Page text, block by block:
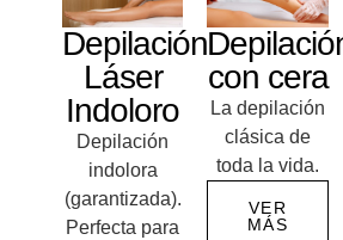
con cera
La depilación
clásica de
toda la vida.
VER
MÁS
Depilación
Láser
Indoloro
Depilación
indolora
(garantizada).
Perfecta para